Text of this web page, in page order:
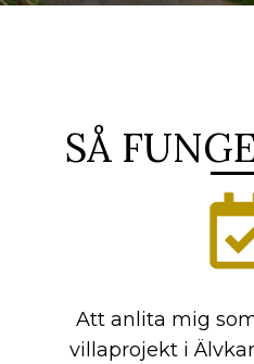
SÅ
Att anlita mig
villaprojekt i